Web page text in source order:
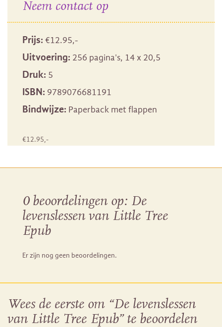
Neem contact op
Prijs: €12.95,-
Uitvoering: 256 pagina's, 14 x 20,5
Druk: 5
ISBN: 9789076681191
Bindwijze: Paperback met flappen
€12.95,-
0 beoordelingen op: De
levenslessen van Little Tree
Epub
Er zijn nog geen beoordelingen.
Wees de eerste om “De levenslessen
van Little Tree Epub” te beoordelen